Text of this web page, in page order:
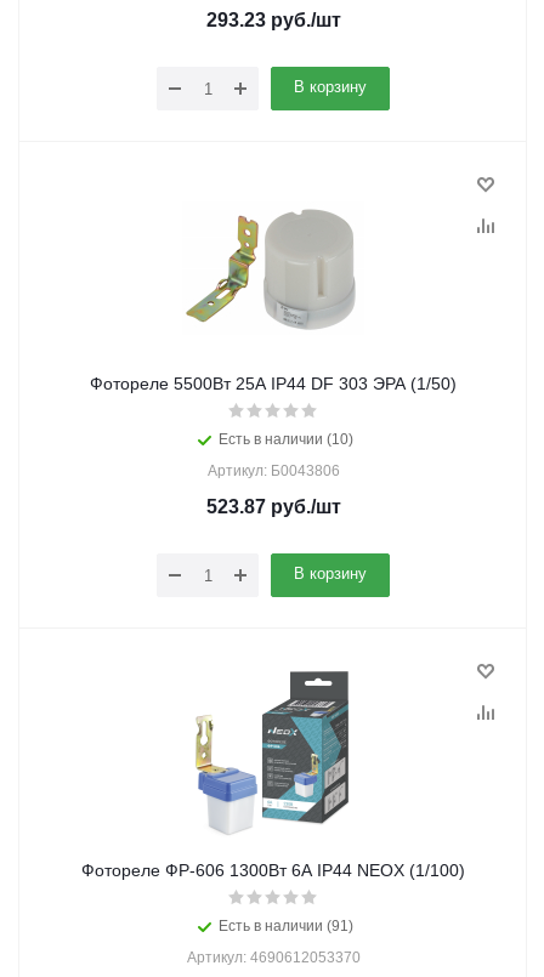
293.23руб./шт
В корзину
Фотореле 5500Вт 25А IP44 DF 303 ЭРА (1/50)
Есть в наличии (10)
Артикул: Б0043806
523.87руб./шт
В корзину
Фотореле ФР-606 1300Вт 6А IP44 NEOX (1/100)
Есть в наличии (91)
Артикул: 4690612053370